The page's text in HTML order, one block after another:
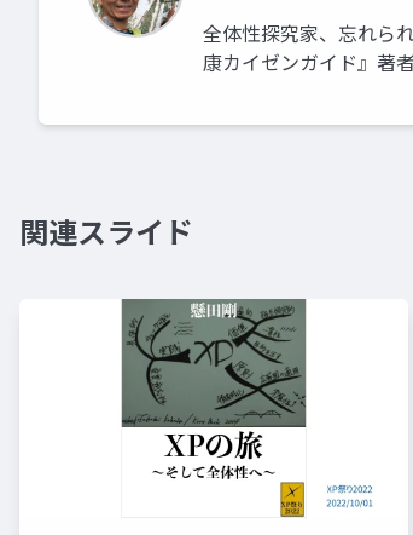
全体性探究家、忘れら
康カイゼンガイド』著
関連スライド